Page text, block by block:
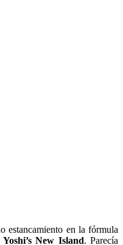
estancamiento en la fórmula
Yoshi’s New Island. Parecía